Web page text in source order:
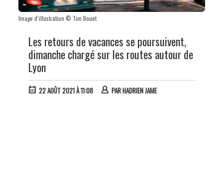
Image d’illustration © Tim Douet
Les retours de vacances se poursuivent,
dimanche chargé sur les routes autour de
Lyon
22 AOÛT 2021 À 11:08 PARHADRIEN JAME